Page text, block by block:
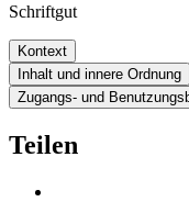
Schriftgut
Kontext
Inhalt und innere Ordnung
Zugangs- und
Teilen